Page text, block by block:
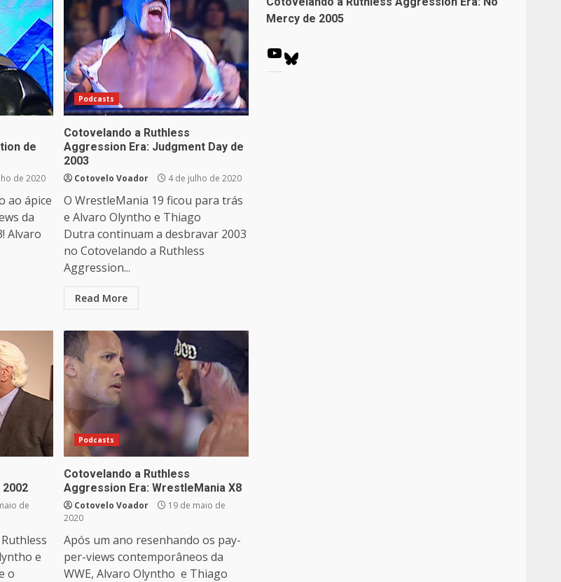
de
de 2020
ao ápice
da
Alvaro
Podcasts
Cotovelando a Ruthless
Aggression Era: Judgment Day de
2003
Cotovelo Voador 4 de julho de 2020
O WrestleMania 19 ficou para trás
e Alvaro Olyntho e Thiago
Dutra continuam a desbravar 2003
no Cotovelando a Ruthless
Aggression...
Read More
de
e
o
Podcasts
Cotovelando a Ruthless
Aggression Era: WrestleMania X8
Cotovelo Voador
19 de maio de
2020
Após um ano resenhando os pay-
per-views contemporâneos da
WWE, Alvaro Olyntho e Thiago
Mercy de 2005
Youtube